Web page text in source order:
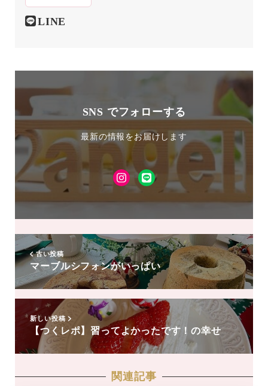
LINE
SNS でフォローする
最新の情報をお届けします
Instagram
LINE
友
達
追
加
古い投稿
マーブルシフォンがいっぱい
新しい投稿
【つくレポ】習ってよかったです！の幸せ
関連記事